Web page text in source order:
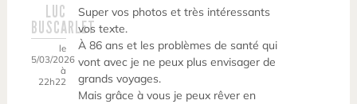
LUC
BUSCARLET
le
5/03/2026
à
22h22
Super vos photos et très intéressants
vos texte.
À 86 ans et les problèmes de santé qui
vont avec je ne peux plus envisager de
grands voyages.
Mais grâce à vous je peux rêver en